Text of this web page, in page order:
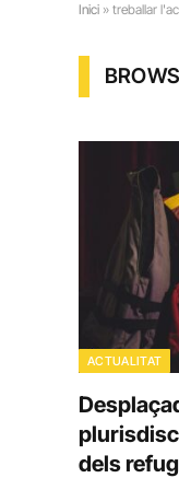
Inici » treballar
ACTUALITAT
dels